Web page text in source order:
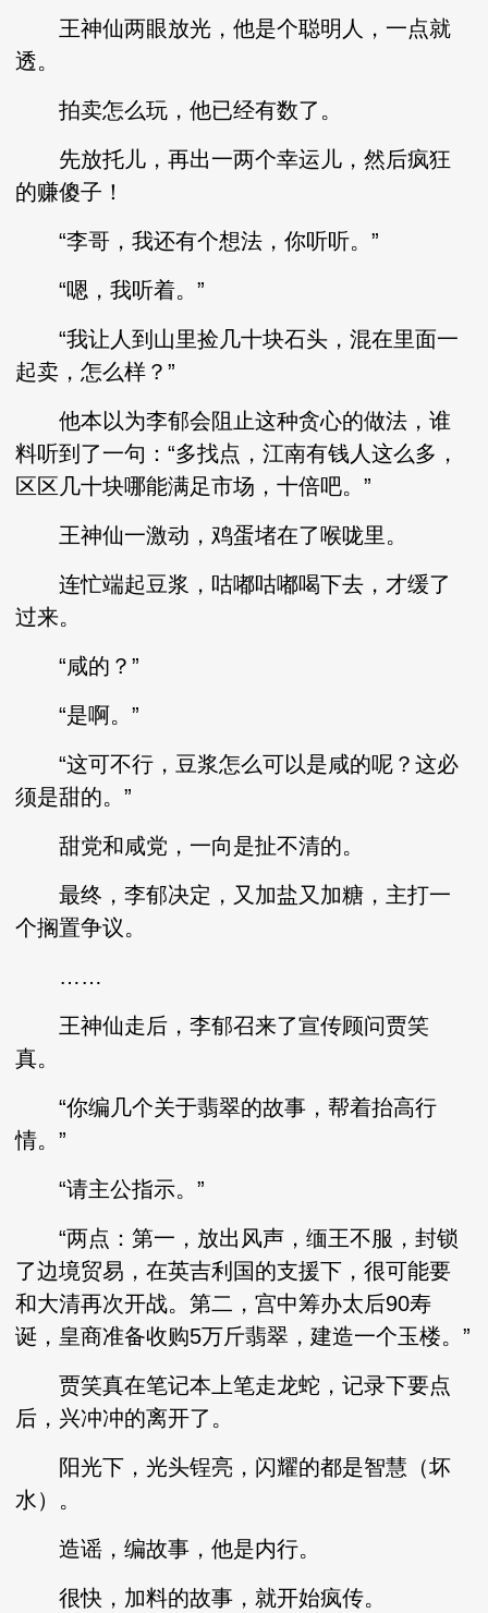
王神仙两眼放光，他是个聪明人，一点就
透。
拍卖怎么玩，他已经有数了。
先放托儿，再出一两个幸运儿，然后疯狂
的赚傻子！
“李哥，我还有个想法，你听听。”
“嗯，我听着。”
“我让人到山里捡几十块石头，混在里面一
起卖，怎么样？”
他本以为李郁会阻止这种贪心的做法，谁
料听到了一句：“多找点，江南有钱人这么多，
区区几十块哪能满足市场，十倍吧。”
王神仙一激动，鸡蛋堵在了喉咙里。
连忙端起豆浆，咕嘟咕嘟喝下去，才缓了
过来。
“咸的？”
“是啊。”
“这可不行，豆浆怎么可以是咸的呢？这必
须是甜的。”
甜党和咸党，一向是扯不清的。
最终，李郁决定，又加盐又加糖，主打一
个搁置争议。
……
王神仙走后，李郁召来了宣传顾问贾笑
真。
“你编几个关于翡翠的故事，帮着抬高行
情。”
“请主公指示。”
“两点：第一，放出风声，缅王不服，封锁
了边境贸易，在英吉利国的支援下，很可能要
和大清再次开战。第二，宫中筹办太后90寿
诞，皇商准备收购5万斤翡翠，建造一个玉楼。”
贾笑真在笔记本上笔走龙蛇，记录下要点
后，兴冲冲的离开了。
阳光下，光头锃亮，闪耀的都是智慧（坏
水）。
造谣，编故事，他是内行。
很快，加料的故事，就开始疯传。